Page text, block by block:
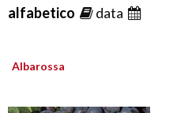
alfabetico
data
Albarossa